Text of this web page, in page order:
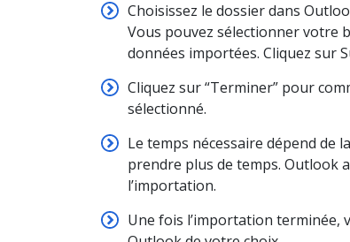
Choisissez le dossier dans
Vous pouvez sélectionner votre
données importées. Cliquez sur
Cliquez sur “Terminer” pour
sélectionné.
Le temps nécessaire dépend de
prendre plus de temps. Outlook
l’importation.
Une fois l’importation terminée,